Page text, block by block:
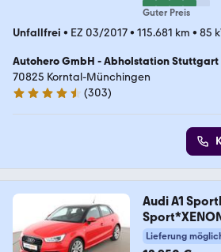
Guter Preis
Unfallfrei • EZ 03/2017• 115.681 km • 85
Autohero GmbH - Abholstation Stuttgart
70825 Korntal-Münchingen
4.4 Sterne
(303)
Audi A1
Lieferung